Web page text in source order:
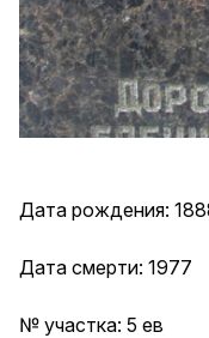
Дата рождения:
Дата смерти: 1977
№ участка: 5 ев